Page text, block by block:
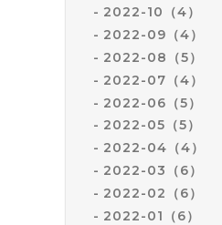
2022-10（4）
2022-09（4）
2022-08（5）
2022-07（4）
2022-06（5）
2022-05（5）
2022-04（4）
2022-03（6）
2022-02（6）
2022-01（6）